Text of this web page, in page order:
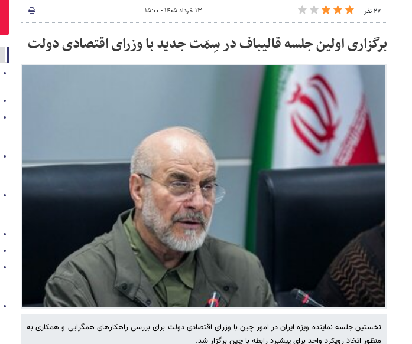
۲۷ نفر ۱۳ خرداد ۱۴۰۵ - ۱۵:۰۰
برگزاری اولین جلسه قالیباف در سِمَت جدید با وزرای اقتصادی دولت
نخستین جلسه نماینده ویژه ایران در امور چین با وزرای اقتصادی دولت برای بررسی راهکارهای همگرایی و همکاری به
منظور اتخاذ رویکرد واحد برای پیشبرد رابطه با چین برگزار شد.